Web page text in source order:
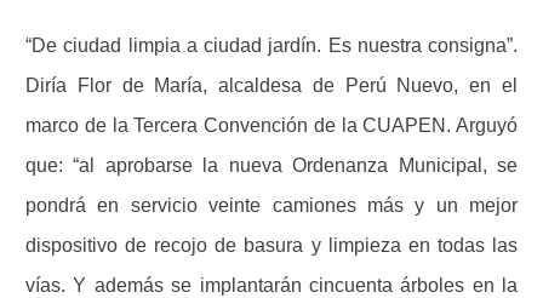
“De ciudad limpia a ciudad jardín. Es nuestra consigna”.
Diría Flor de María, alcaldesa de Perú Nuevo, en el
marco de la Tercera Convención de la CUAPEN. Arguyó
que: “al aprobarse la nueva Ordenanza Municipal, se
pondrá en servicio veinte camiones más y un mejor
dispositivo de recojo de basura y limpieza en todas las
vías. Y además se implantarán cincuenta árboles en la